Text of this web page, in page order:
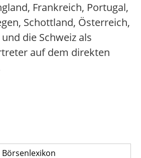
Frankreich, Portugal,
Schottland, Österreich,
die Schweiz als
auf dem direkten
Börsenlexikon